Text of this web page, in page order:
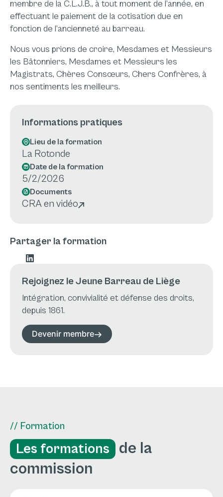
membre de la C.L.J.B., à tout moment de l’année, en
effectuant le paiement de la cotisation due en
fonction de l’ancienneté au barreau.
Nous vous prions de croire, Mesdames et Messieurs
les Bâtonniers, Mesdames et Messieurs les
Magistrats, Chères Consœurs, Chers Confrères, à
nos sentiments les meilleurs.
Informations pratiques
Lieu de la formation
La Rotonde
Date de la formation
5/2/2026
Documents
CRA en vidéo
Partager la formation
Rejoignez le Jeune Barreau de Liège
Intégration, convivialité et défense des droits,
depuis 1861.
Devenir membre
// Formation
Les formations
de la
commission